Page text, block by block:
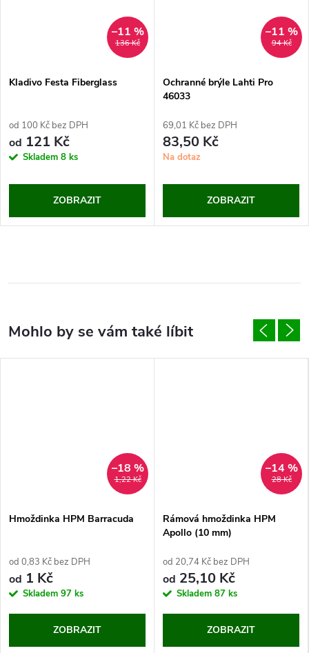
136 Kč
–11 %
Kladivo Festa Fiberglass
od 100 Kč bez DPH
od 121 Kč
Skladem 8 ks
ZOBRAZIT
94 Kč
–11 %
Ochranné brýle Lahti Pro
46033
69,01 Kč bez DPH
83,50 Kč
Na dotaz
ZOBRAZIT
1,22 Kč
–18 %
Hmoždinka HPM Barracuda
od 0,83 Kč bez DPH
od 1 Kč
Skladem 97 ks
ZOBRAZIT
28 Kč
–14 %
Rámová hmoždinka HPM
Apollo (10 mm)
od 20,74 Kč bez DPH
od 25,10 Kč
Skladem 87 ks
ZOBRAZIT